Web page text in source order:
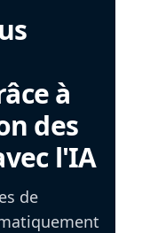
à
des
l'IA
de